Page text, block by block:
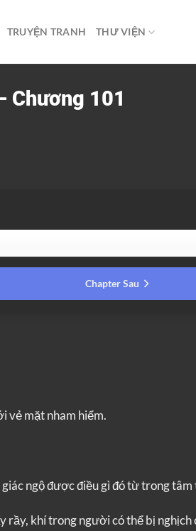
TRUYỆN TRANH THƯ VIỆN
Chương 101
Chapter Sau
vẻ mặt nham hiểm.
ngộ được điều gì đó từ trong
rầy, khí trong người có thể bị nghịch